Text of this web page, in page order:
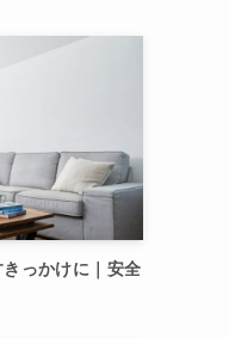
っかけに｜安全